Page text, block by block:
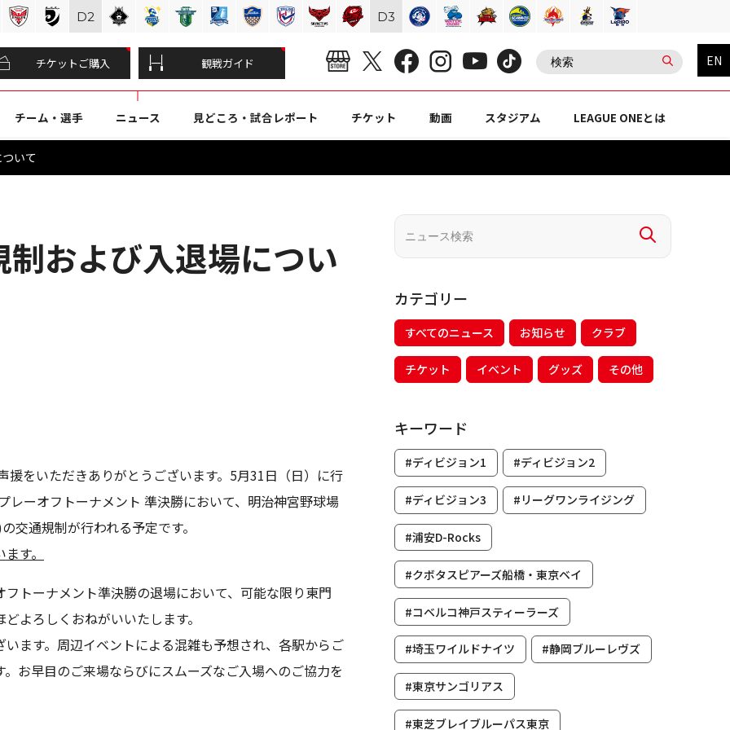
チケットご購入 観戦ガイド EN
チーム・選手 ニュース 見どころ・試合レポート チケット 動画 スタジアム LEAGUE ONEとは
いて
および入退場につい
をいただきありがとうございます。5月31日（日）に行
ーオフトーナメント 準決勝において、明治神宮野球場
交通規制が行われる予定です。
す。
トーナメント準決勝の退場において、可能な限り東門
よろしくおねがいいたします。
ます。周辺イベントによる混雑も予想され、各駅からご
お早目のご来場ならびにスムーズなご入場へのご協力を
カテゴリー
すべてのニュース お知らせ クラブ
チケット イベント グッズ その他
キーワード
#ディビジョン1 #ディビジョン2
#ディビジョン3 #リーグワンライジング
#浦安D-Rocks
#クボタスピアーズ船橋・東京ベイ
#コベルコ神戸スティーラーズ
#埼玉ワイルドナイツ #静岡ブルーレヴズ
#東京サンゴリアス
#東芝ブレイブルーパス東京
D2 D3